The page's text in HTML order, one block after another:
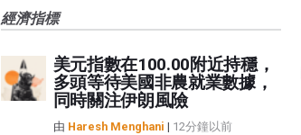
經濟指標
美元指數在100.00附近持穩，
多頭等待美國非農就業數據，
同時關注伊朗風險
由 Haresh Menghani | 12分鐘以前